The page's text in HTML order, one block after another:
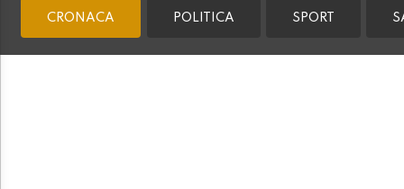
CRONACA POLITICA SPORT